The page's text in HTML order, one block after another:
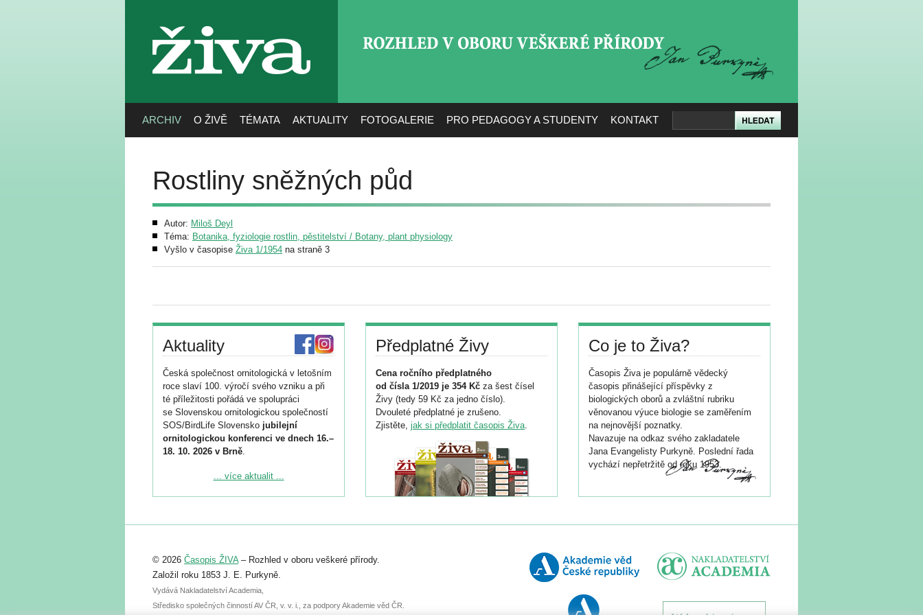
živa
ARCHIV O ŽIVĚ TÉMATA AKTUALITY FOTOGALERIE PRO PEDAGOGY A STUDENTY KONTAKT
Rostliny sněžných půd
Autor: Miloš Deyl
Téma: Botanika, fyziologie rostlin, pěstitelství / Botany, plant physiology
Vyšlo v časopise Živa 1/1954 na straně 3
Aktuality
Česká společnost ornitologická v letošním
roce slaví 100. výročí svého vzniku a při
té příležitosti pořádá ve spolupráci
se Slovenskou ornitologickou společností
SOS/BirdLife Slovensko jubilejní
ornitologickou konferenci ve dnech 16.–
18. 10. 2026 v Brně.
Podrobnější informace ke konferenci
Registrovat se můžete do 6. září.
abstraktu přihlášené přednášky nebo
posteru je už 30. června.
... více aktualit ...
Předplatné Živy
Cena ročního předplatného
od čísla 1/2019 je 354 Kč za šest čísel
Živy (tedy 59 Kč za jedno číslo).
Dvouleté předplatné je zrušeno.
Zjistěte, jak si předplatit časopis Živa.
Co je to Živa?
Časopis Živa je populárně vědecký
časopis přinášející příspěvky z
biologických oborů a zvláštní rubriku
věnovanou výuce biologie se zaměřením
na nejnovější poznatky.
Navazuje na odkaz svého zakladatele
Jana Evangelisty Purkyně. Poslední řada
vychází nepřetržitě od roku 1953.
© 2026 Časopis ŽIVA– Rozhled v oboru veškeré přírody.
Založil roku 1853 J. E. Purkyně.
Vydává Nakladatelství Academia,
Středisko společných činností AV ČR, v. v. i., za podpory Akademie věd ČR.